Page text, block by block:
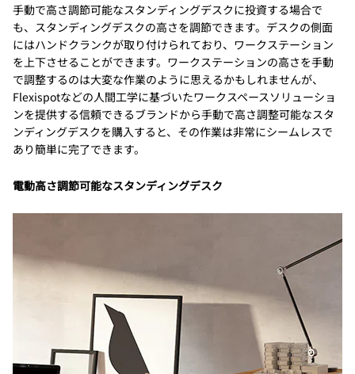
手動で高さ調節可能なスタンディングデスクに投資する場合で
も、スタンディングデスクの高さを調節できます。デスクの側面
にはハンドクランクが取り付けられており、ワークステーション
を上下させることができます。ワークステーションの高さを手動
で調整するのは大変な作業のように思えるかもしれませんが、
Flexispotなどの人間工学に基づいたワークスペースソリューショ
ンを提供する信頼できるブランドから手動で高さ調整可能なスタ
ンディングデスクを購入すると、その作業は非常にシームレスで
あり簡単に完了できます。
電動高さ調節可能なスタンディングデスク